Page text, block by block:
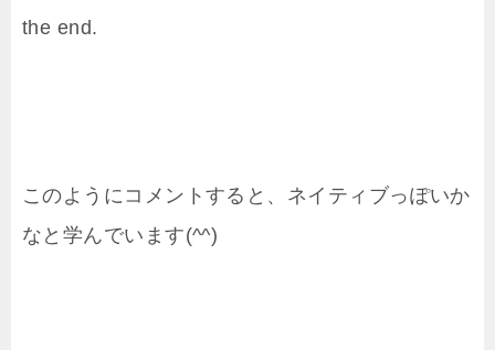
the end.
このようにコメントすると、ネイティブっぽいか
なと学んでいます(^^)